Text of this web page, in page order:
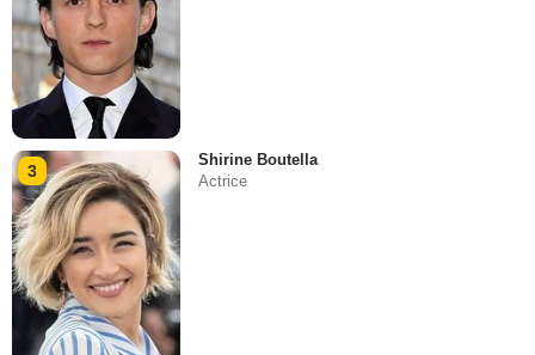
3
Shirine Boutella
Actrice